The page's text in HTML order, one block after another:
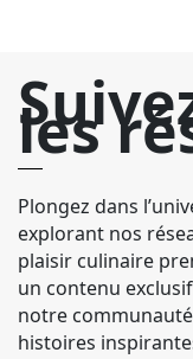
les
Plongez dans
explorant nos
plaisir culinaire
un contenu
notre
histoires